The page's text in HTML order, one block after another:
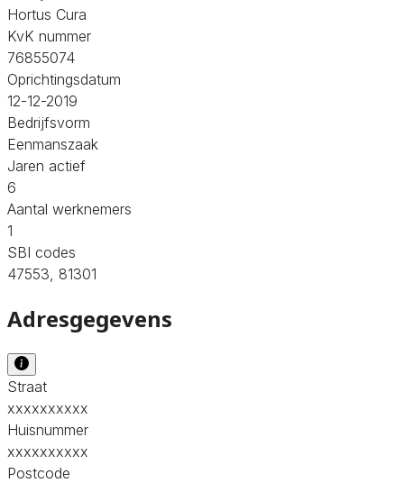
Hortus Cura
KvK nummer
76855074
Oprichtingsdatum
12-12-2019
Bedrijfsvorm
Eenmanszaak
Jaren actief
6
Aantal werknemers
1
SBI codes
47553, 81301
Adresgegevens
Straat
xxxxxxxxxx
Huisnummer
xxxxxxxxxx
Postcode